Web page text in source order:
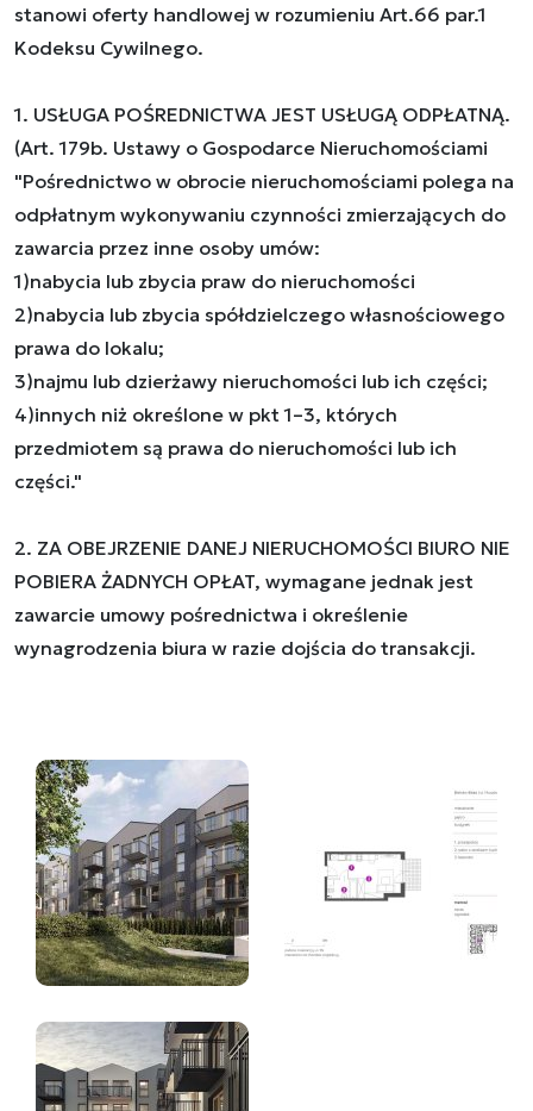
stanowi oferty handlowej w rozumieniu Art.66 par.1
Kodeksu Cywilnego.
1. USŁUGA POŚREDNICTWA JEST USŁUGĄ ODPŁATNĄ.
(Art. 179b. Ustawy o Gospodarce Nieruchomościami
"Pośrednictwo w obrocie nieruchomościami polega na
odpłatnym wykonywaniu czynności zmierzających do
zawarcia przez inne osoby umów:
1)nabycia lub zbycia praw do nieruchomości
2)nabycia lub zbycia spółdzielczego własnościowego
prawa do lokalu;
3)najmu lub dzierżawy nieruchomości lub ich części;
4)innych niż określone w pkt 1–3, których
przedmiotem są prawa do nieruchomości lub ich
części."
2. ZA OBEJRZENIE DANEJ NIERUCHOMOŚCI BIURO NIE
POBIERA ŻADNYCH OPŁAT, wymagane jednak jest
zawarcie umowy pośrednictwa i określenie
wynagrodzenia biura w razie dojścia do transakcji.